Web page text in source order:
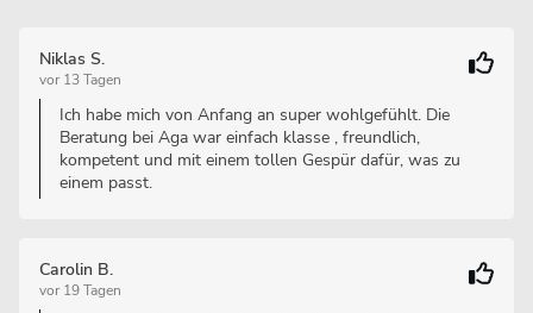
Niklas S.
vor 13 Tagen
Ich habe mich von Anfang an super wohlgefühlt. Die
Beratung bei Aga war einfach klasse , freundlich,
kompetent und mit einem tollen Gespür dafür, was zu
einem passt.
Carolin B.
vor 19 Tagen